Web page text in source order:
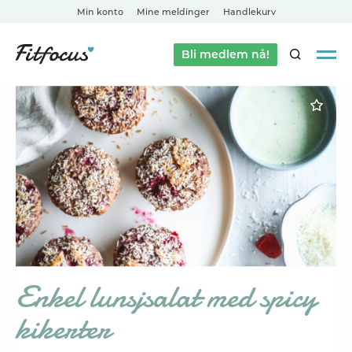
Min konto Mine meldinger Handlekurv
Bli medlem nå!SØK
Enkel lunsjsalat med spicy
kikerter